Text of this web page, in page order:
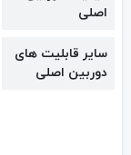
اصلی
سایر قابلیت های
دوربین اصلی